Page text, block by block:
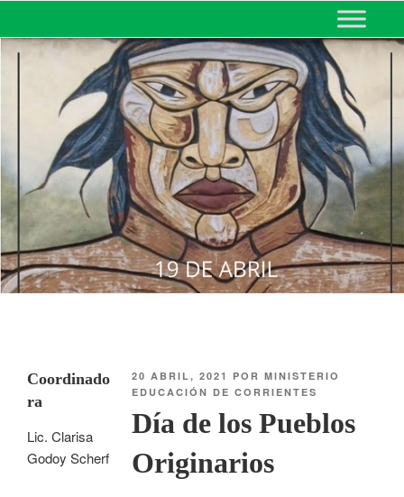
MINISTERIO DE EDUCACIÓN
DE CORRIENTES
20 ABRIL, 2021 PORMINISTERIO
EDUCACIÓN DE CORRIENTES
Día de los Pueblos
Originarios
Coordinado
ra
Lic. Clarisa
Godoy Scherf